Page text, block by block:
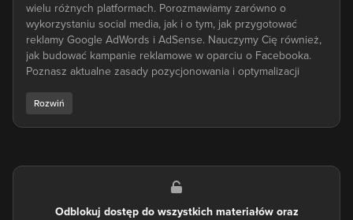
wielu różnych platformach. Porozmawiamy zarówno o
wykorzystaniu social media, jak i o tym, jak przygotować
reklamy Google AdWords i AdSense. Nauczymy Cię również,
jak budować kampanie reklamowe w oparciu o Facebooka.
Poznasz aktualne zasady pozycjonowania i optymalizacji
znalezienia w wyszukiwarce Google oraz pozostałych.
Odblokuj dostęp do wszystkich materiałów oraz